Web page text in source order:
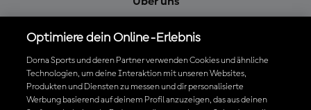
Cookie-Richtlinien
Geschäftsbedingungen
Datenschutzrichtlinien
Kaufrichtlinie
Optimiere dein Online-Erlebnis
Dorna Sports und deren Partner verwenden Cookies und ähnliche
Technologien, um deine Interaktion mit unseren Websites,
Produkten und Diensten zu messen und dir personalisierte
Werbung basierend auf deinem Profil anzuzeigen, das aus deinen